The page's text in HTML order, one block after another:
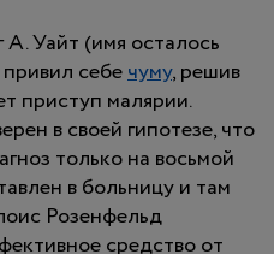
Уайт (имя осталось
себечуму, решив
приступ малярии.
в своей гипотезе, что
только на восьмой
в больницу и там
Розенфельд
средство от